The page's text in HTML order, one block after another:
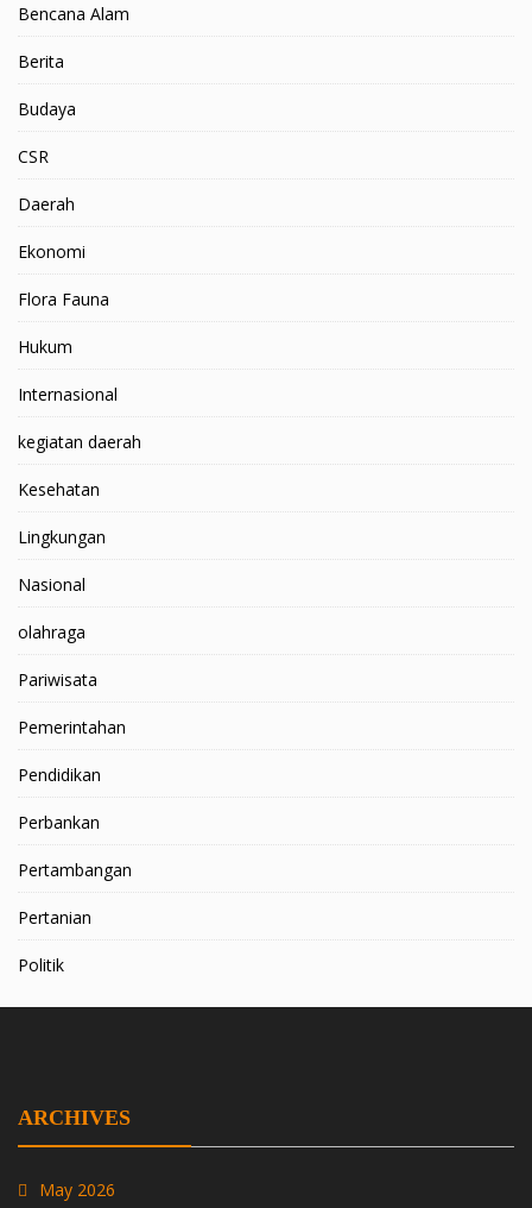
Bencana Alam
Berita
Budaya
CSR
Daerah
Ekonomi
Flora Fauna
Hukum
Internasional
kegiatan daerah
Kesehatan
Lingkungan
Nasional
olahraga
Pariwisata
Pemerintahan
Pendidikan
Perbankan
Pertambangan
Pertanian
Politik
ARCHIVES
May 2026